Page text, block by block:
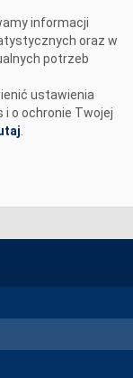
informacji
oraz w
potrzeb
ustawienia
i o ochronie Twojej